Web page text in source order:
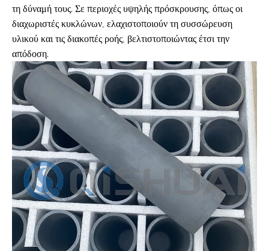
τη δύναμή τους. Σε περιοχές υψηλής πρόσκρουσης, όπως οι
διαχωριστές κυκλώνων, ελαχιστοποιούν τη συσσώρευση
υλικού και τις διακοπές ροής, βελτιστοποιώντας έτσι την
απόδοση.